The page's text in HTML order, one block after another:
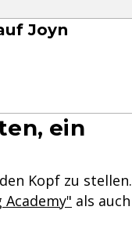
Joyn
ein
Kopf zu stellen.
Academy" als auch